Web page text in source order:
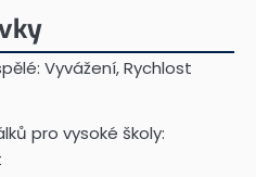
Vyvážení, Rychlost
pro vysoké školy: